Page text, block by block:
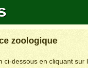
zoologique
dessous en cliquant sur